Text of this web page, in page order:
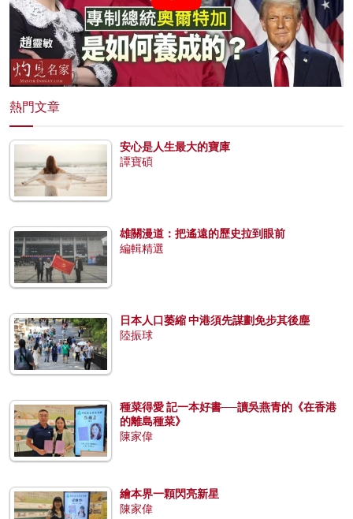
熱門文章
安心是人生最大的寶庫
譚寶碩
雄關漫道：把遙遠的歷史拉到眼前
編輯精選
日本人口萎縮 中港須先謀劃免步其後塵
陸振球
種菜得愛 記一本好書──讀吳燕青的《在香港
的離島種菜》
陳家偉
繪本界一顆閃亮新星
陳家偉